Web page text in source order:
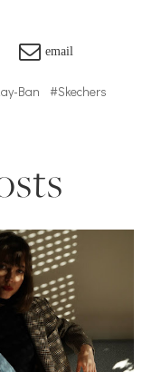
email
Ban
#Skechers